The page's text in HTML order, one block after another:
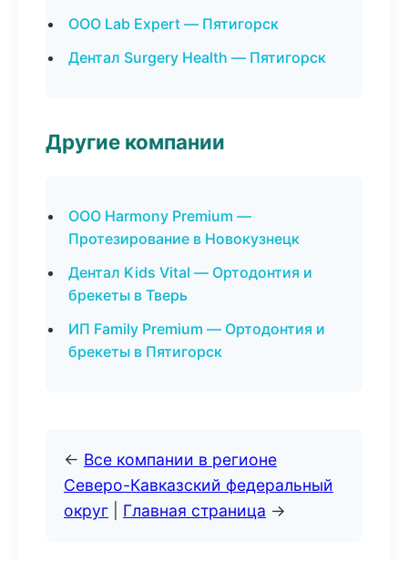
ООО Lab Expert — Пятигорск
Дентал Surgery Health — Пятигорск
Другие компании
ООО Harmony Premium —
Протезирование в Новокузнецк
Дентал Kids Vital — Ортодонтия и
брекеты в Тверь
ИП Family Premium — Ортодонтия и
брекеты в Пятигорск
← Все компании в регионе
Северо-Кавказский федеральный
округ
Главная страница →